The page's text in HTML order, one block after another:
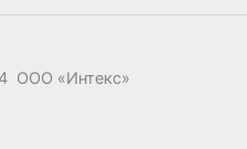
ООО «‎Интекс»‎